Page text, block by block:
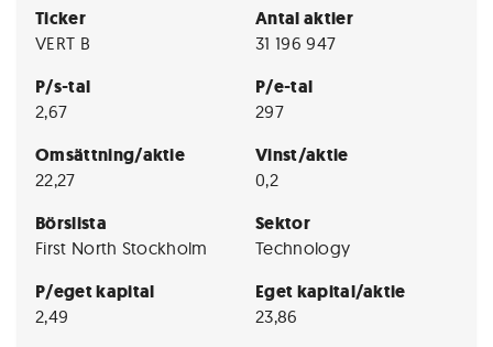
Ticker
VERT B
Antal aktier
31 196 947
P/s-tal
2,67
P/e-tal
297
Omsättning/aktie
22,27
Vinst/aktie
0,2
Börslista
First North Stockholm
Sektor
Technology
P/eget kapital
2,49
Eget kapital/aktie
23,86